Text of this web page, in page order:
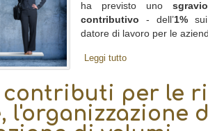
ha previsto uno
contributivo - dell’1%
datore di lavoro per le
Leggi tutto
contributi per le
l'organizzazione